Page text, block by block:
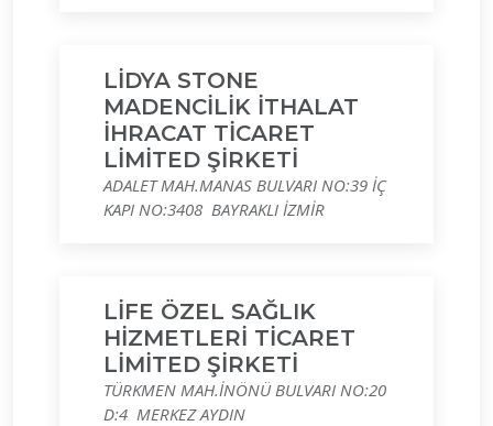
LİDYA STONE
MADENCİLİK İTHALAT
İHRACAT TİCARET
LİMİTED ŞİRKETİ
ADALET MAH.MANAS BULVARI NO:39 İÇ
KAPI NO:3408 BAYRAKLI İZMİR
LİFE ÖZEL SAĞLIK
HİZMETLERİ TİCARET
LİMİTED ŞİRKETİ
TÜRKMEN MAH.İNÖNÜ BULVARI NO:20
D:4 MERKEZ AYDIN